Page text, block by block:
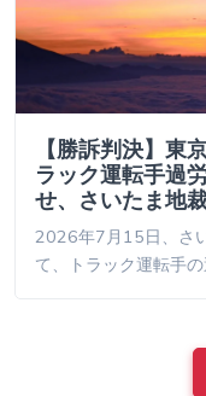
【勝訴判決】東
ラック運転手過
せ、さいたま地
2026年7月15日、さ
て、トラック運転手